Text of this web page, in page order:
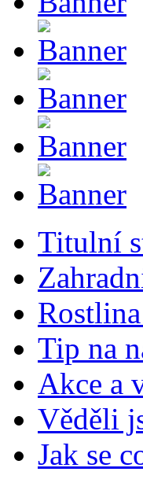
Titulní
Tip na
Akce a
Věděli
Jak se